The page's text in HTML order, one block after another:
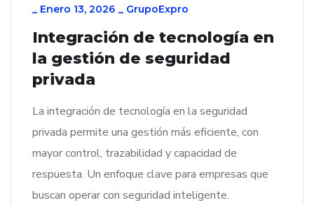
_ Enero 13, 2026 _ GrupoExpro
Integración de tecnología en
la gestión de seguridad
privada
La integración de tecnología en la seguridad
privada permite una gestión más eficiente, con
mayor control, trazabilidad y capacidad de
respuesta. Un enfoque clave para empresas que
buscan operar con seguridad inteligente.